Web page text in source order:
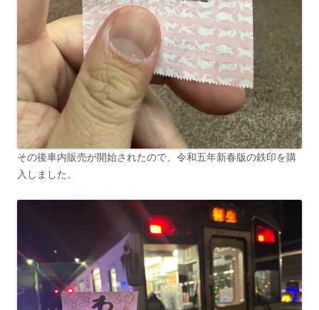
その後車内販売が開始されたので、令和五年新春版の鉄印を購
入しました。